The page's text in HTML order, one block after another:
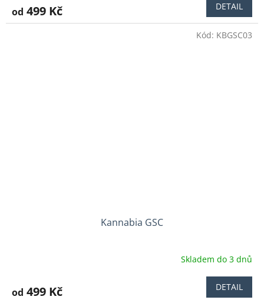
od 499 Kč DETAIL
Kannabia GSC
Skladem do 3 dnů
od 499 Kč DETAIL
Kód: KBGSC03